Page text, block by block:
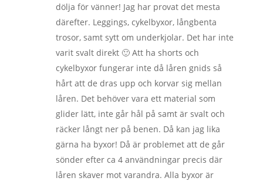
dölja för vänner! Jag har provat det mesta
därefter. Leggings, cykelbyxor, långbenta
trosor, samt sytt om underkjolar. Det har inte
varit svalt direkt 🙂 Att ha shorts och
cykelbyxor fungerar inte då låren gnids så
hårt att de dras upp och korvar sig mellan
låren. Det behöver vara ett material som
glider lätt, inte går hål på samt är svalt och
räcker långt ner på benen. Då kan jag lika
gärna ha byxor! Då är problemet att de går
sönder efter ca 4 användningar precis där
låren skaver mot varandra. Alla byxor är